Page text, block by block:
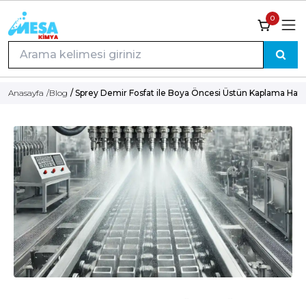
0
Anasayfa /Blog / Sprey Demir Fosfat ile Boya Öncesi Üstün Kaplama